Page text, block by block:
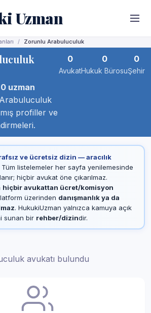
Uzman
Zorunlu Arabuluculuk
0 uzman
profiller ve
0
Avukat
0
Hukuk Bürosu
0
Şehir
ve ücretsiz dizin — aracılık
Tüm listelemeler her sayfa yenilemesinde
hiçbir avukat öne çıkarılmaz.
hiçbir avukattan ücret/komisyon
üzerinden danışmanlık ya da
. HukukiUzman yalnızca kamuya açık
sunan bir rehber/dizindir.
avukatı bulundu